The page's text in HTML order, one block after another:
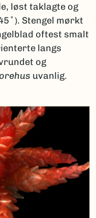
løst taklagte og
Stengel mørkt
oftest smalt
langs
og
uvanlig.